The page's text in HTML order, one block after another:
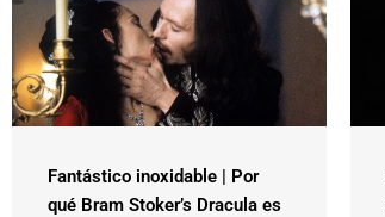
Fantástico inoxidable | Por
qué Bram Stoker’s Dracula es